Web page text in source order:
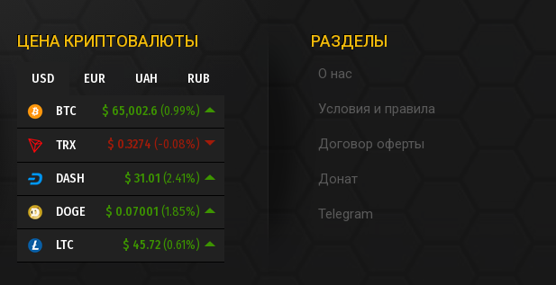
ЦЕНА КРИПТОВАЛЮТЫ
USD EUR UAH RUB
$ 65,002.6(0.99%)
BTC
$ 0.3274(-0.08%)
TRX
$ 31.01(2.41%)
DASH
$ 0.07001(1.85%)
DOGE
$ 45.72(0.61%)
LTC
РАЗДЕЛЫ
О нас
Условия и правила
Договор оферты
Донат
Telegram